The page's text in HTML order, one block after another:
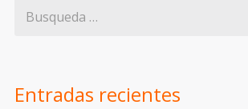
Entradas recientes